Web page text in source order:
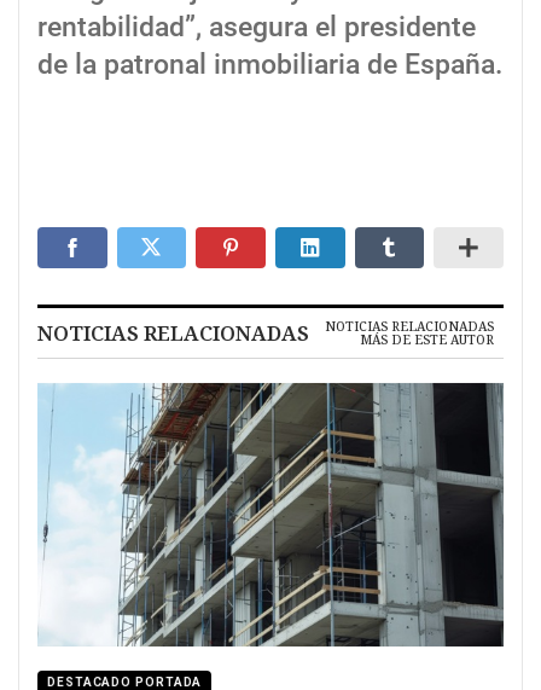
rentabilidad”, asegura el presidente
de la patronal inmobiliaria de España.
NOTICIAS RELACIONADAS NOTICIAS RELACIONADAS
MÁS DE ESTE AUTOR
DESTACADO PORTADA